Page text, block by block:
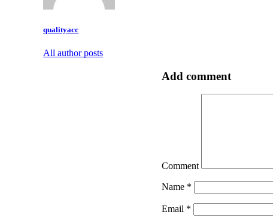
qualityacc
All author posts
Add comment
Comment
Name *
Email *